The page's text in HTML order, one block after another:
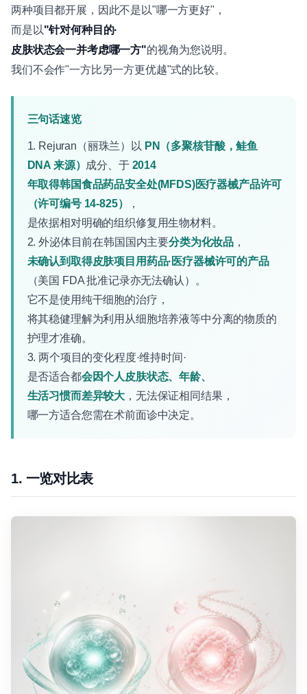
两种项目都开展，因此不是以"哪一方更好"，
而是以"针对何种目的·
皮肤状态会一并考虑哪一方"的视角为您说明。
我们不会作"一方比另一方更优越"式的比较。
三句话速览
1. Rejuran（丽珠兰）以 PN（多聚核苷酸，鲑鱼
DNA 来源） 成分、于 2014
年取得韩国食品药品安全处(MFDS)医疗器械产品许可
（许可编号 14-825）
，
是依据相对明确的组织修复用生物材料。
2. 外泌体目前在韩国国内主要分类为化妆品 ，
未确认到取得皮肤项目用药品·医疗器械许可的产品
（美国 FDA 批准记录亦无法确认）。
它不是使用纯干细胞的治疗，
将其稳健理解为利用从细胞培养液等中分离的物质的
护理才准确。
3. 两个项目的变化程度·维持时间·
是否适合都会因个人皮肤状态、年龄、
生活习惯而差异较大 ，无法保证相同结果，
哪一方适合您需在术前面诊中决定。
1. 一览对比表